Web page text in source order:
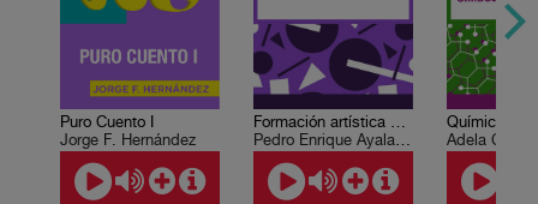
Puro Cuento I
Jorge F. Hernández
Formación artística 1. ¿Y tú, qué con el arte?
Pedro Enrique Ayala Medina, Ismael Antonio Colmenares M., Leticia Escobar, Víctor Manuel Monroy de la Rosa, Sergio Herrera Castro, Guadalupe Sumano Durán, Saúl León Ramírez, José Luis Alderete Retana, Felipe Mejía Rodríguez
Adela